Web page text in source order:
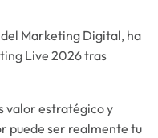
Marketing Digital, ha
Live 2026 tras
valor estratégico y
puede ser realmente tu